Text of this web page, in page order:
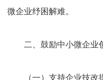
微企业纾困解难。
二、鼓励中小微企业
（一）支持企业技改